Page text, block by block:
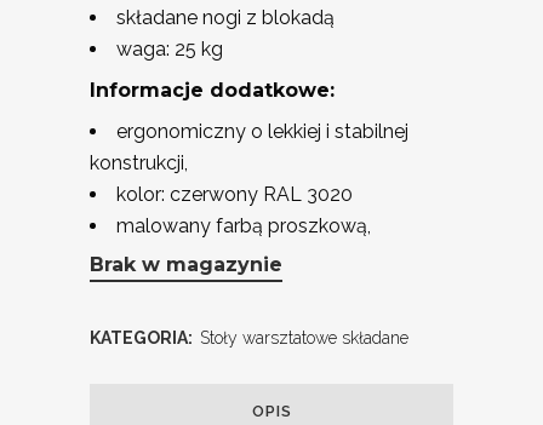
składane nogi z blokadą
waga: 25 kg
Informacje dodatkowe:
ergonomiczny o lekkiej i stabilnej
konstrukcji,
kolor: czerwony RAL 3020
malowany farbą proszkową,
Brak w magazynie
KATEGORIA: Stoły warsztatowe składane
OPIS